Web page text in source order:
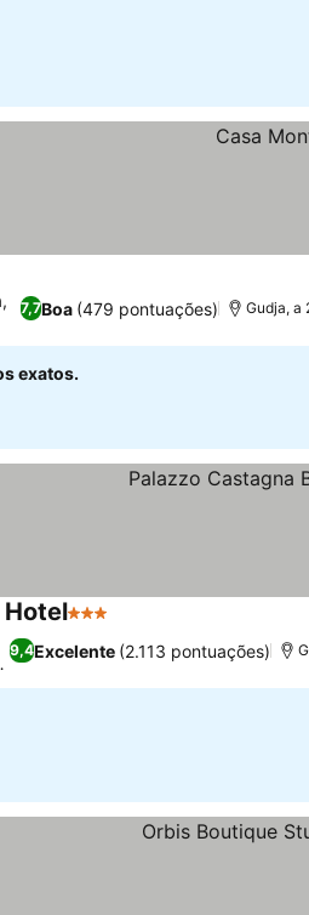
7,7Boa (479 pontuações) Gudja, a
exatos.
Hotel3 Estrelas
9,4Excelente (2.113 pontuações)